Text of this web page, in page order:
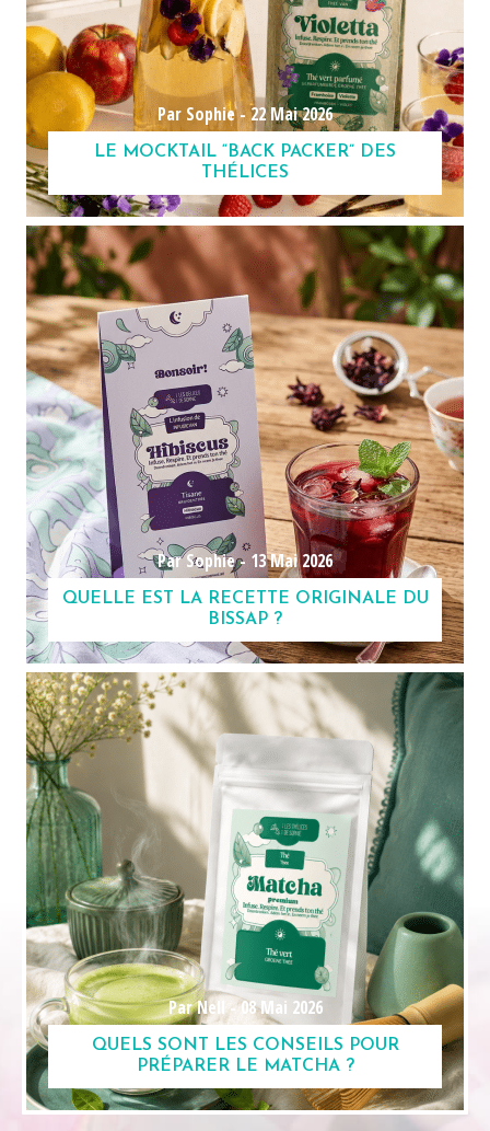
Par Sophie -22 Mai 2026
LE MOCKTAIL “BACK PACKER” DES
THÉLICES
Par Sophie -13 Mai 2026
QUELLE EST LA RECETTE ORIGINALE DU
BISSAP ?
Par Nell -08 Mai 2026
QUELS SONT LES CONSEILS POUR
PRÉPARER LE MATCHA ?